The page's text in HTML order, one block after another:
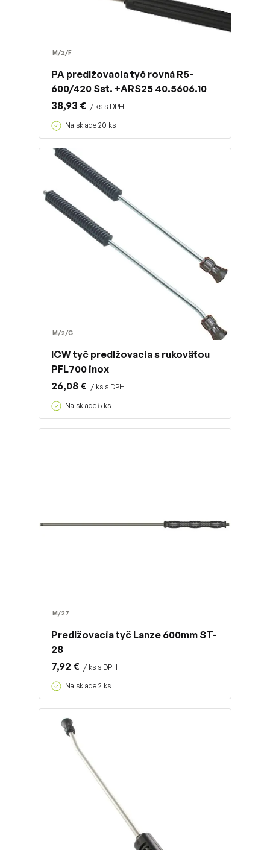
M/2/F
PA predlžovacia tyč rovná R5-
600/420 Sst. +ARS25 40.5606.10
38,93 € / ks s DPH
Na sklade 20 ks
M/2/G
ICW tyč predlžovacia s rukoväťou
PFL700 inox
26,08 € / ks s DPH
Na sklade 5 ks
M/27
Predlžovacia tyč Lanze 600mm ST-
28
7,92 € / ks s DPH
Na sklade 2 ks